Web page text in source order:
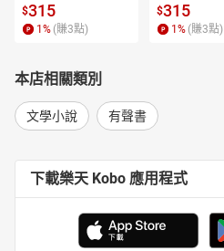
$315
1 % (賺3點)
$315
1 % (賺3點)
本店相關類別
文學小說 有聲書
下載樂天 Kobo 應用程式